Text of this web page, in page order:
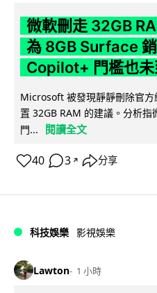
微軟刪走 32GB
為 8GB Surface
Copilot+ 門檻也未
Microsoft 被發現靜靜刪除官
置 32GB RAM 的建議。分析指
門...
閱讀全文
40 3 ↗ 分享
科技娛樂 影視娛樂
Lawton 1 小時